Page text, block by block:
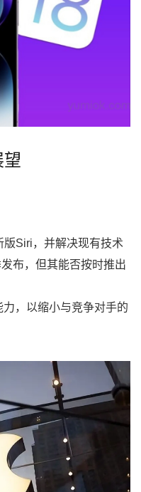
Siri，并解决现有技术
布，但其能否按时推出
，以缩小与竞争对手的